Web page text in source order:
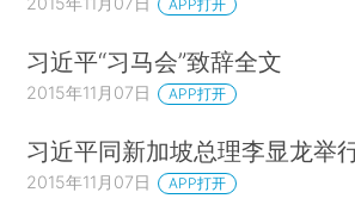
APP打开
习近平“习马会”致辞全文
2015年11月07日 APP打开
习近平同新加坡总理李显龙举
2015年11月07日 APP打开